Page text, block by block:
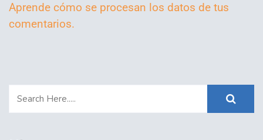
Aprende cómo se procesan los datos de tus
comentarios.